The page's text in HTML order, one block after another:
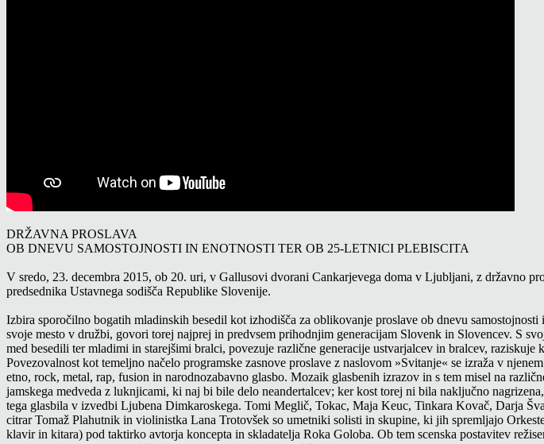
DRŽAVNA PROSLAVA
OB DNEVU SAMOSTOJNOSTI IN ENOTNOSTI TER OB 25-LETNICI PLEBISCITA
V sredo, 23. decembra 2015, ob 20. uri, v Gallusovi dvorani Cankarjevega doma v Ljubljani, z državno
predsednika Ustavnega sodišča Republike Slovenije.
Izbira sporočilno bogatih mladinskih besedil kot izhodišča za oblikovanje proslave ob dnevu
svoje mesto v družbi, govori torej najprej in predvsem prihodnjim generacijam Slovenk in Slovencev. S
med besedili ter mladimi in starejšimi bralci, povezuje različne generacije ustvarjalcev in bralcev, raziskuje
Povezovalnost kot temeljno načelo programske zasnove proslave z naslovom »Svitanje« se izraža v
etno, rock, metal, rap, fusion in narodnozabavno glasbo. Mozaik glasbenih izrazov in s tem misel na
jamskega medveda z luknjicami, ki naj bi bile delo neandertalcev; ker kost torej ni bila naključno
tega glasbila v izvedbi Ljubena Dimkaroskega. Tomi Meglič, Tokac, Maja Keuc, Tinkara Kovač, Darja
citrar Tomaž Plahutnik in violinistka Lana Trotovšek so umetniki solisti in skupine, ki jih spremljajo
klavir in kitara) pod taktirko avtorja koncepta in skladatelja Roka Goloba. Ob tem scenska postavitev